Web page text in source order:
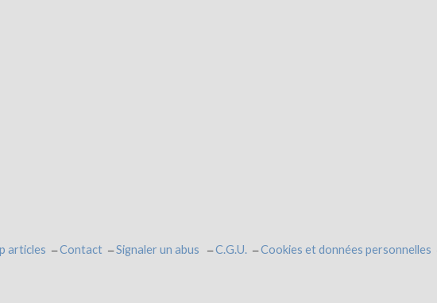
articles Contact Signaler un abus C.G.U. Cookies et données personnelles